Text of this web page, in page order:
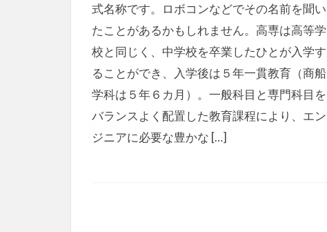
式名称です。ロボコンなどでその名前を聞い
たことがあるかもしれません。高専は高等学
校と同じく、中学校を卒業したひとが入学す
ることができ、入学後は５年一貫教育（商船
学科は５年６カ月）。一般科目と専門科目を
バランスよく配置した教育課程により、エン
ジニアに必要な豊かな […]